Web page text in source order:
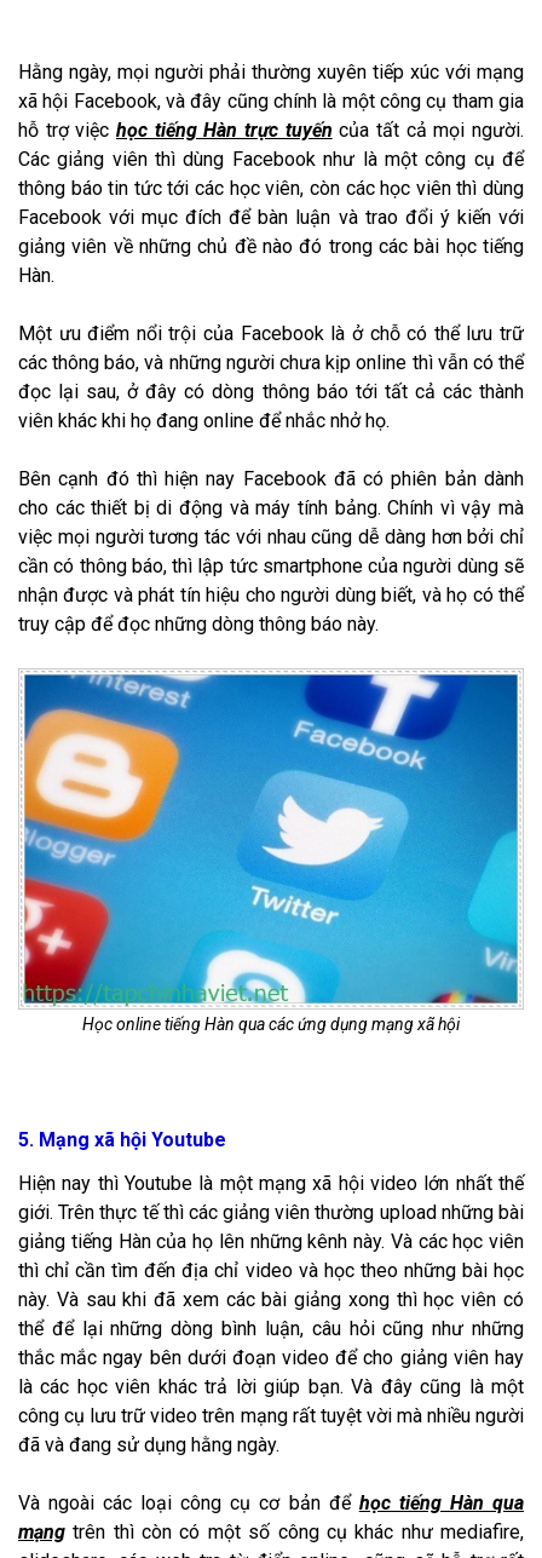
Hằng ngày, mọi người phải thường xuyên tiếp xúc với mạng
xã hội Facebook, và đây cũng chính là một công cụ tham gia
hỗ trợ việc học tiếng Hàn trực tuyến của tất cả mọi người.
Các giảng viên thì dùng Facebook như là một công cụ để
thông báo tin tức tới các học viên, còn các học viên thì dùng
Facebook với mục đích để bàn luận và trao đổi ý kiến với
giảng viên về những chủ đề nào đó trong các bài học tiếng
Hàn.
Một ưu điểm nổi trội của Facebook là ở chỗ có thể lưu trữ
các thông báo, và những người chưa kịp online thì vẫn có thể
đọc lại sau, ở đây có dòng thông báo tới tất cả các thành
viên khác khi họ đang online để nhắc nhở họ.
Bên cạnh đó thì hiện nay Facebook đã có phiên bản dành
cho các thiết bị di động và máy tính bảng. Chính vì vậy mà
việc mọi người tương tác với nhau cũng dễ dàng hơn bởi chỉ
cần có thông báo, thì lập tức smartphone của người dùng sẽ
nhận được và phát tín hiệu cho người dùng biết, và họ có thể
truy cập để đọc những dòng thông báo này.
Học online tiếng Hàn qua các ứng dụng mạng xã hội
5. Mạng xã hội Youtube
Hiện nay thì Youtube là một mạng xã hội video lớn nhất thế
giới. Trên thực tế thì các giảng viên thường upload những bài
giảng tiếng Hàn của họ lên những kênh này. Và các học viên
thì chỉ cần tìm đến địa chỉ video và học theo những bài học
này. Và sau khi đã xem các bài giảng xong thì học viên có
thể để lại những dòng bình luận, câu hỏi cũng như những
thắc mắc ngay bên dưới đoạn video để cho giảng viên hay
là các học viên khác trả lời giúp bạn. Và đây cũng là một
công cụ lưu trữ video trên mạng rất tuyệt vời mà nhiều người
đã và đang sử dụng hằng ngày.
Và ngoài các loại công cụ cơ bản để học tiếng Hàn qua
mạng trên thì còn có một số công cụ khác như mediafire,